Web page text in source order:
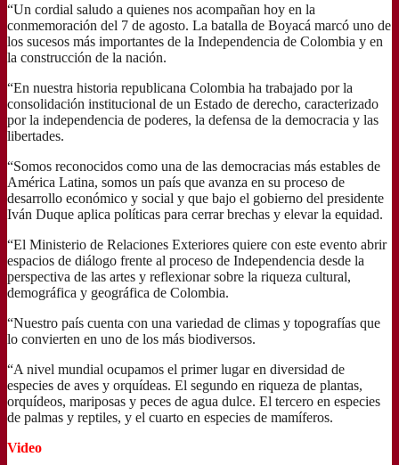
“Un cordial saludo a quienes nos acompañan hoy en la
conmemoración del 7 de agosto. La batalla de Boyacá marcó uno de
los sucesos más importantes de la Independencia de Colombia y en
la construcción de la nación.
“En nuestra historia republicana Colombia ha trabajado por la
consolidación institucional de un Estado de derecho, caracterizado
por la independencia de poderes, la defensa de la democracia y las
libertades.
“Somos reconocidos como una de las democracias más estables de
América Latina, somos un país que avanza en su proceso de
desarrollo económico y social y que bajo el gobierno del presidente
Iván Duque aplica políticas para cerrar brechas y elevar la equidad.
“El Ministerio de Relaciones Exteriores quiere con este evento abrir
espacios de diálogo frente al proceso de Independencia desde la
perspectiva de las artes y reflexionar sobre la riqueza cultural,
demográfica y geográfica de Colombia.
“Nuestro país cuenta con una variedad de climas y topografías que
lo convierten en uno de los más biodiversos.
“A nivel mundial ocupamos el primer lugar en diversidad de
especies de aves y orquídeas. El segundo en riqueza de plantas,
orquídeos, mariposas y peces de agua dulce. El tercero en especies
de palmas y reptiles, y el cuarto en especies de mamíferos.
Video